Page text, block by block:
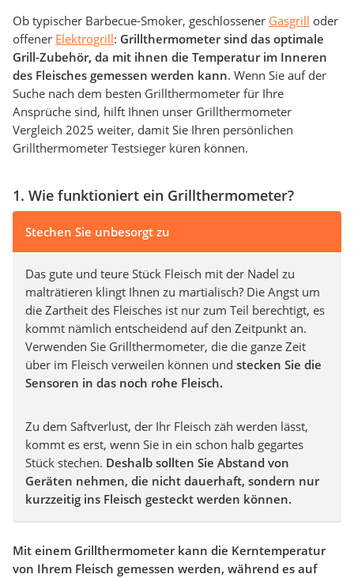
Ob typischer Barbecue-Smoker, geschlossener Gasgrill oder
offener Elektrogrill: Grillthermometer sind das optimale
Grill-Zubehör, da mit ihnen die Temperatur im Inneren
des Fleisches gemessen werden kann. Wenn Sie auf der
Suche nach dem besten Grillthermometer für Ihre
Ansprüche sind, hilft Ihnen unser Grillthermometer
Vergleich 2025 weiter, damit Sie Ihren persönlichen
Grillthermometer Testsieger küren können.
1. Wie funktioniert ein Grillthermometer?
Stechen Sie unbesorgt zu
Das gute und teure Stück Fleisch mit der Nadel zu
malträtieren klingt Ihnen zu martialisch? Die Angst um
die Zartheit des Fleisches ist nur zum Teil berechtigt, es
kommt nämlich entscheidend auf den Zeitpunkt an.
Verwenden Sie Grillthermometer, die die ganze Zeit
über im Fleisch verweilen können und stecken Sie die
Sensoren in das noch rohe Fleisch.
Zu dem Saftverlust, der Ihr Fleisch zäh werden lässt,
kommt es erst, wenn Sie in ein schon halb gegartes
Stück stechen. Deshalb sollten Sie Abstand von
Geräten nehmen, die nicht dauerhaft, sondern nur
kurzzeitig ins Fleisch gesteckt werden können.
Mit einem Grillthermometer kann die Kerntemperatur
von Ihrem Fleisch gemessen werden, während es auf